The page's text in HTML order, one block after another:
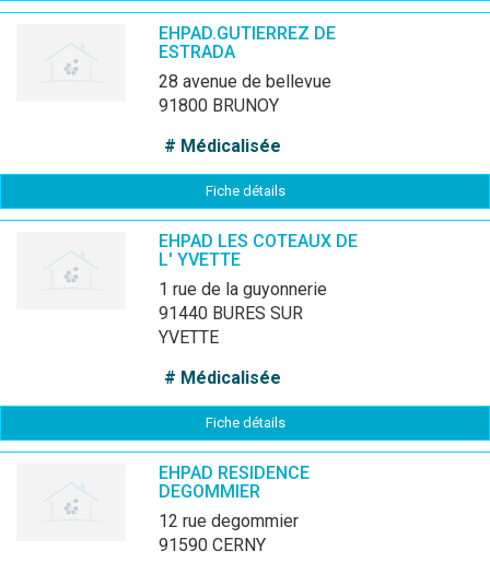
EHPAD.GUTIERREZ DE
ESTRADA
28 avenue de bellevue
91800 BRUNOY
# Médicalisée
Fiche détails
EHPAD LES COTEAUX DE
L' YVETTE
1 rue de la guyonnerie
91440 BURES SUR
YVETTE
# Médicalisée
Fiche détails
EHPAD RESIDENCE
DEGOMMIER
12 rue degommier
91590 CERNY